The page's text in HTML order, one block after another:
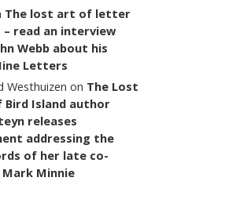
The lost art of letter
read an interview
Webb about his
Letters
Westhuizen on The Lost
Bird Island author
releases
addressing the
of her late co-
Minnie